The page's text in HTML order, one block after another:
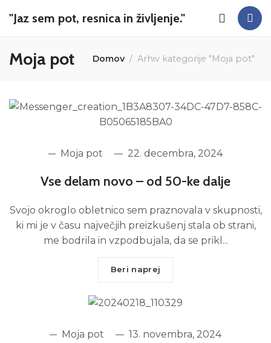
"Jaz sem pot, resnica in življenje."
Moja pot Domov Arhiv kategorije "Moja pot"
Moja pot 22. decembra, 2024
Vse delam novo – od 50-ke dalje
Svojo okroglo obletnico sem praznovala v skupnosti,
ki mi je v času največjih preizkušenj stala ob strani,
me bodrila in vzpodbujala, da se prikl...
Beri naprej
Moja pot 13. novembra, 2024